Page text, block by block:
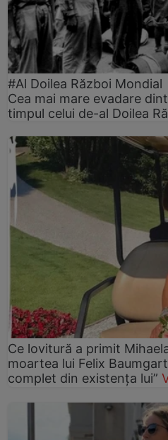
#Al Doilea Război Mondial
Cea mai mare evadare
timpul celui de-al Doilea
Ce lovitură a primit
moartea lui Felix
complet din existența lui”